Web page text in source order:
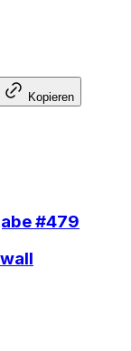
Kopieren
#479